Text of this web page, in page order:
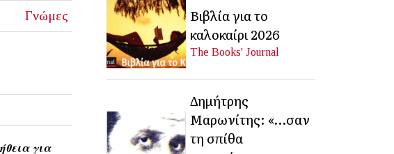
Γνώμες
για
Βιβλία για το
καλοκαίρι 2026
The Books' Journal
Δημήτρης
Μαρωνίτης: «…σαν
τη σπίθα